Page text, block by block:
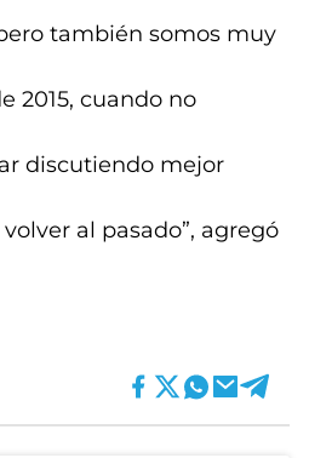
también somos muy
2015, cuando no
discutiendo mejor
al pasado”, agregó